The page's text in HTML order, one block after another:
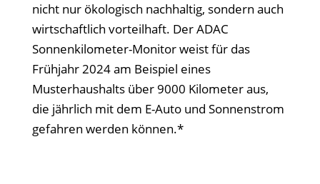
nicht nur ökologisch nachhaltig, sondern auch
wirtschaftlich vorteilhaft. Der ADAC
Sonnenkilometer-Monitor weist für das
Frühjahr 2024 am Beispiel eines
Musterhaushalts über 9000 Kilometer aus,
die jährlich mit dem E-Auto und Sonnenstrom
gefahren werden können.*